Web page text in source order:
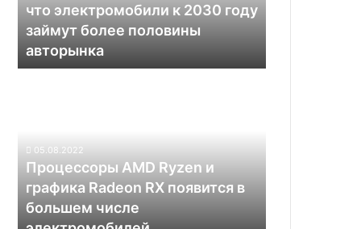
займут
более
половины
авторынка
что электромобили к 2030 году
займут более половины
авторынка
Radeon
появится
05.08.2022
Процессоры AMD Ryzen и
графика Radeon RX появится в
большем числе